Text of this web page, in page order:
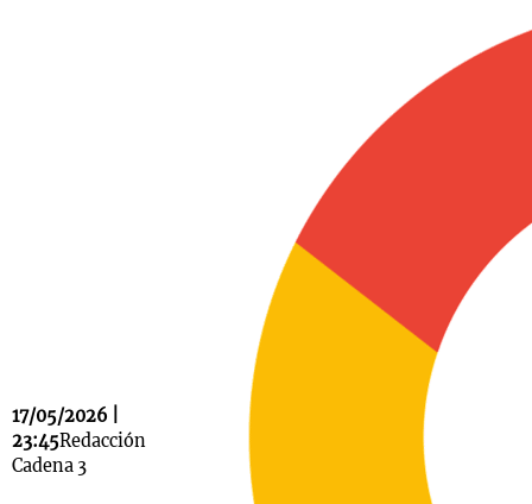
17/05/2026 |
23:45Redacción
Cadena 3